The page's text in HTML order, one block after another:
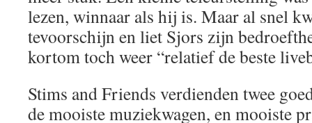
lezen, winnaar als hij is. Maar al snel
tevoorschijn en liet Sjors zijn
kortom toch weer “relatief de beste
Stims and Friends verdienden twee
de mooiste muziekwagen, en mooiste